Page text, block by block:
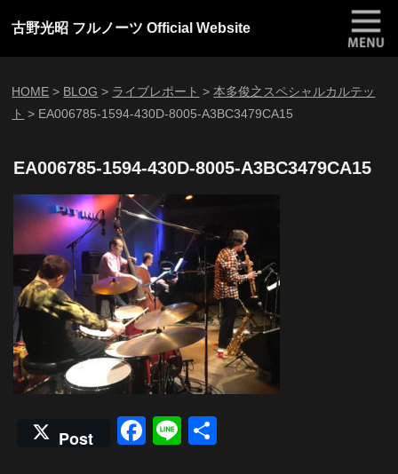
古野光昭 フルノーツ Official Website
HOME > BLOG > ライブレポート >本多俊之スペシャルカルテッ
ト > EA006785-1594-430D-8005-A3BC3479CA15
EA006785-1594-430D-8005-A3BC3479CA15
Post Facebook
Line